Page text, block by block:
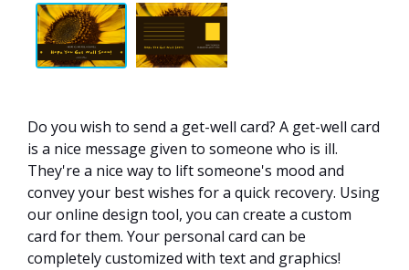
Do you wish to send a get-well card? A get-well card
is a nice message given to someone who is ill.
They're a nice way to lift someone's mood and
convey your best wishes for a quick recovery. Using
our online design tool, you can create a custom
card for them. Your personal card can be
completely customized with text and graphics!